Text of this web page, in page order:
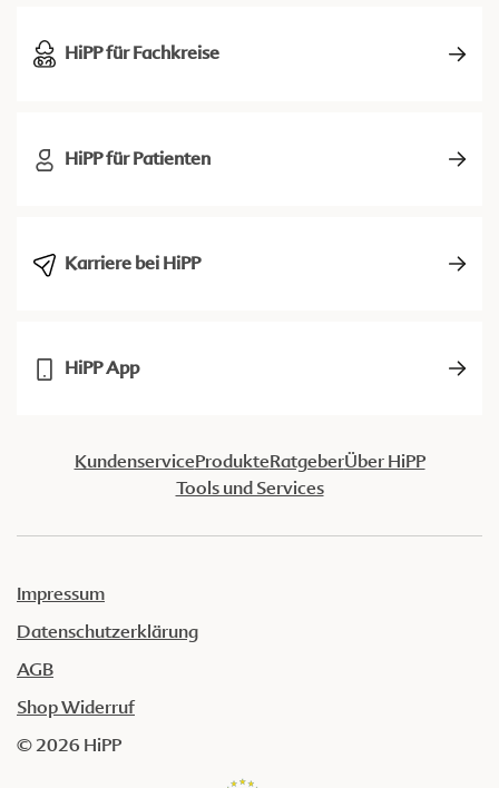
HiPP für Fachkreise
HiPP für Patienten
Karriere bei HiPP
HiPP App
KundenserviceProdukteRatgeberÜber HiPP
Tools und Services
Impressum
Datenschutzerklärung
AGB
Shop Widerruf
© 2026 HiPP